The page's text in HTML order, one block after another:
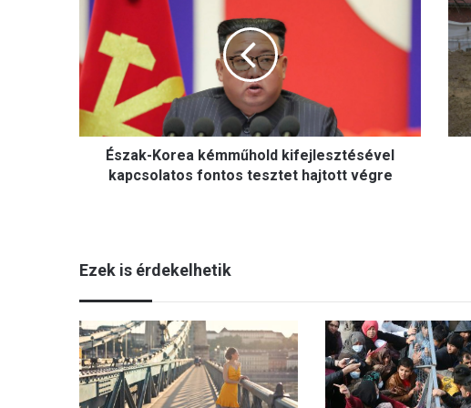
k
r
ű
l
d
k
i
f
Észak-Korea kémműhold kifejlesztésével
kapcsolatos fontos tesztet hajtott végre
l
o
g
Z
o
t
u
k
h
e
Ezek is érdekelhetik